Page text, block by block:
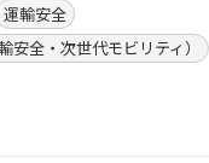
運輸安全
安全・次世代モビリティ）